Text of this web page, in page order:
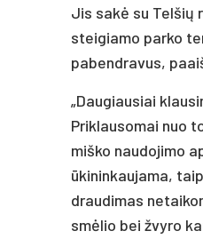
Jis sakė su Telšių
steigiamo parko
pabendravus,
„Daugiausiai
Priklausomai nuo
miško naudojimo
ūkininkaujama,
draudimas
smėlio bei žvyro